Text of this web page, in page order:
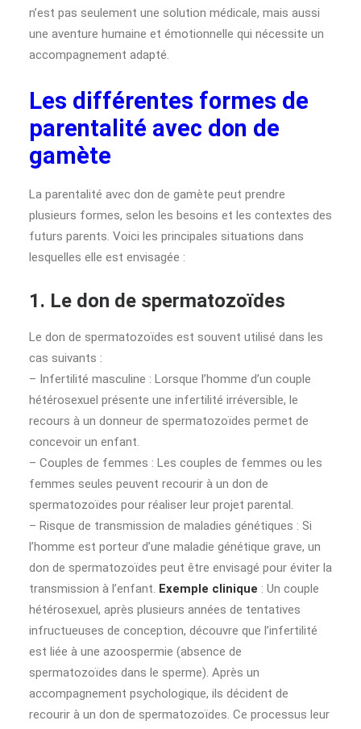
n’est pas seulement une solution médicale, mais aussi
une aventure humaine et émotionnelle qui nécessite un
accompagnement adapté.
Les différentes formes de
parentalité avec don de
gamète
La parentalité avec don de gamète peut prendre
plusieurs formes, selon les besoins et les contextes des
futurs parents. Voici les principales situations dans
lesquelles elle est envisagée :
1. Le don de spermatozoïdes
Le don de spermatozoïdes est souvent utilisé dans les
cas suivants :
– Infertilité masculine : Lorsque l’homme d’un couple
hétérosexuel présente une infertilité irréversible, le
recours à un donneur de spermatozoïdes permet de
concevoir un enfant.
– Couples de femmes : Les couples de femmes ou les
femmes seules peuvent recourir à un don de
spermatozoïdes pour réaliser leur projet parental.
– Risque de transmission de maladies génétiques : Si
l’homme est porteur d’une maladie génétique grave, un
don de spermatozoïdes peut être envisagé pour éviter la
transmission à l’enfant. Exemple clinique : Un couple
hétérosexuel, après plusieurs années de tentatives
infructueuses de conception, découvre que l’infertilité
est liée à une azoospermie (absence de
spermatozoïdes dans le sperme). Après un
accompagnement psychologique, ils décident de
recourir à un don de spermatozoïdes. Ce processus leur